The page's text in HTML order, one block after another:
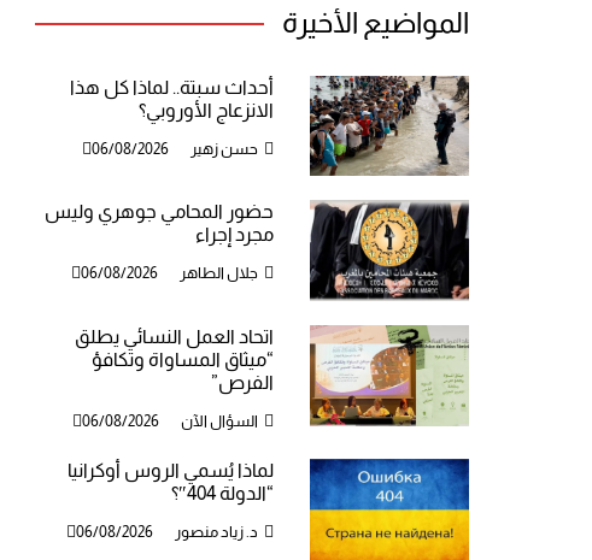
المواضيع الأخيرة
أحداث سبتة.. لماذا كل هذا
الانزعاج الأوروبي؟
حسن زهير 06/08/2026
حضور المحامي جوهري وليس
مجرد إجراء
جلال الطاهر 06/08/2026
اتحاد العمل النسائي يطلق
“ميثاق المساواة وتكافؤ
الفرص”
السؤال الآن 06/08/2026
لماذا يُسمي الروس أوكرانيا
“الدولة 404″؟
د. زياد منصور 06/08/2026